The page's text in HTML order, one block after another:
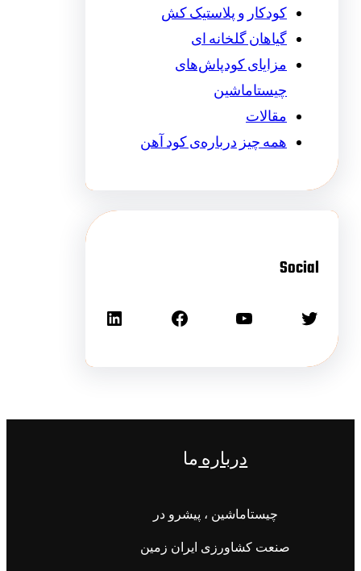
کودکار و پلاستیک کش
گیاهان گلخانه ای
مزایای کودپاش‌های
چیستاماشین
مقالات
همه چیز درباره‌ی کود آهن
Social
دربارهما
چیستاماشین ، پیشرو در
صنعت کشاورزی ایران زمین